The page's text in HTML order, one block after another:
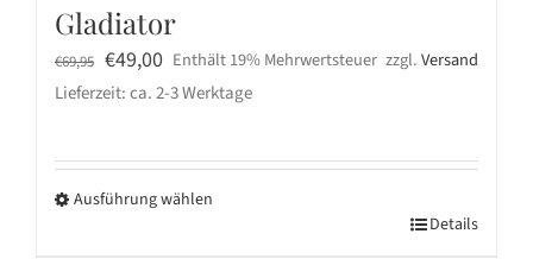
Gladiator
€69,95 Ursprünglicher
Preis
€69,95
€49,00Aktueller
Preis
€49,00.
Enthält 19% Mehrwertsteuer zzgl.Versand
Lieferzeit: ca. 2-3 Werktage
Ausführung wählen
Details